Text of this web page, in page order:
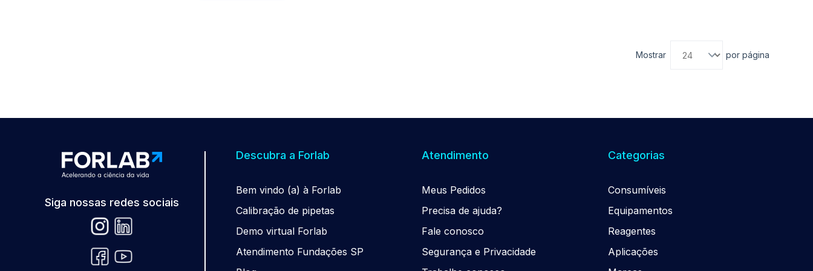
Mostrar por página
Siga nossas redes sociais
Descubra a Forlab
Bem vindo (a) à Forlab
Calibração de pipetas
Demo virtual Forlab
Atendimento Fundações SP
Atendimento
Meus Pedidos
Precisa de ajuda?
Fale conosco
Segurança e Privacidade
Categorias
Consumíveis
Equipamentos
Reagentes
Aplicações